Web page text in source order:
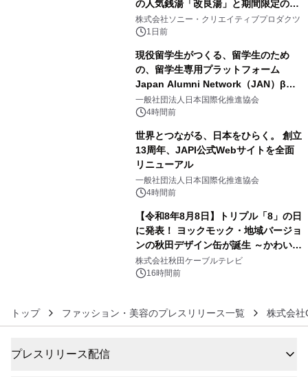
の人気銭湯「改良湯」と期間限定のコ
ラボレーション サウナイキタイコラ
ボグッズも発売決定！
株式会社ソニー・クリエイティブプロダクツ
1日前
現役留学生がつくる、留学生のため
の、留学生専用プラットフォーム
Japan Alumni Network（JAN）β版
をリリース
一般社団法人日本国際化推進協会
4時間前
世界とつながる、日本をひらく。 創立
13周年、JAPI公式Webサイトを全面
リニューアル
一般社団法人日本国際化推進協会
4時間前
【令和8年8月8日】トリプル「8」の日
に発表！ ヨックモック・地域バージョ
ンの秋田デザイン缶が誕生 ～かわいい
秋田犬の子犬と秋田の四季と名所を巡
るパッケージ～ 9月1日(火)秋田県内で
株式会社秋田ケーブルテレビ
16時間前
トップ ファッション・美容のプレスリリース一覧 株式会社
プレスリリース配信